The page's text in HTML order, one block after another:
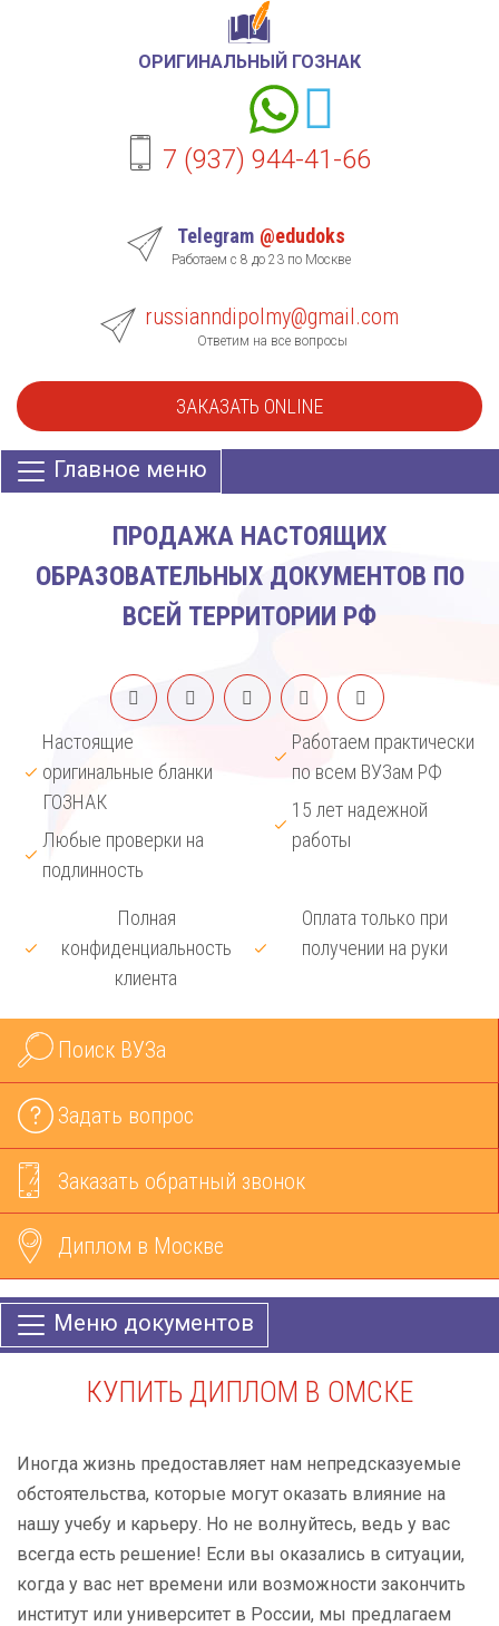
ОРИГИНАЛЬНЫЙ ГОЗНАК
7 (937) 944-41-66
Telegram @edudoks
Работаем с 8 до 23 по Москве
russianndipolmy@gmail.com
Ответим на все вопросы
ЗАКАЗАТЬ ONLINE
Главное меню
ПРОДАЖА НАСТОЯЩИХ
ОБРАЗОВАТЕЛЬНЫХ ДОКУМЕНТОВ ПО
ВСЕЙ ТЕРРИТОРИИ РФ
Настоящие
оригинальные бланки
ГОЗНАК
Любые проверки на
подлинность
Работаем практически
по всем ВУЗам РФ
15 лет надежной
работы
Полная
конфиденциальность
клиента
Оплата только при
получении на руки
Поиск ВУЗа
Задать вопрос
Заказать обратный звонок
Диплом в Москве
Меню документов
КУПИТЬ ДИПЛОМ В ОМСКЕ
Иногда жизнь предоставляет нам непредсказуемые
обстоятельства, которые могут оказать влияние на
нашу учебу и карьеру. Но не волнуйтесь, ведь у вас
всегда есть решение! Если вы оказались в ситуации,
когда у вас нет времени или возможности закончить
институт или университет в России, мы предлагаем